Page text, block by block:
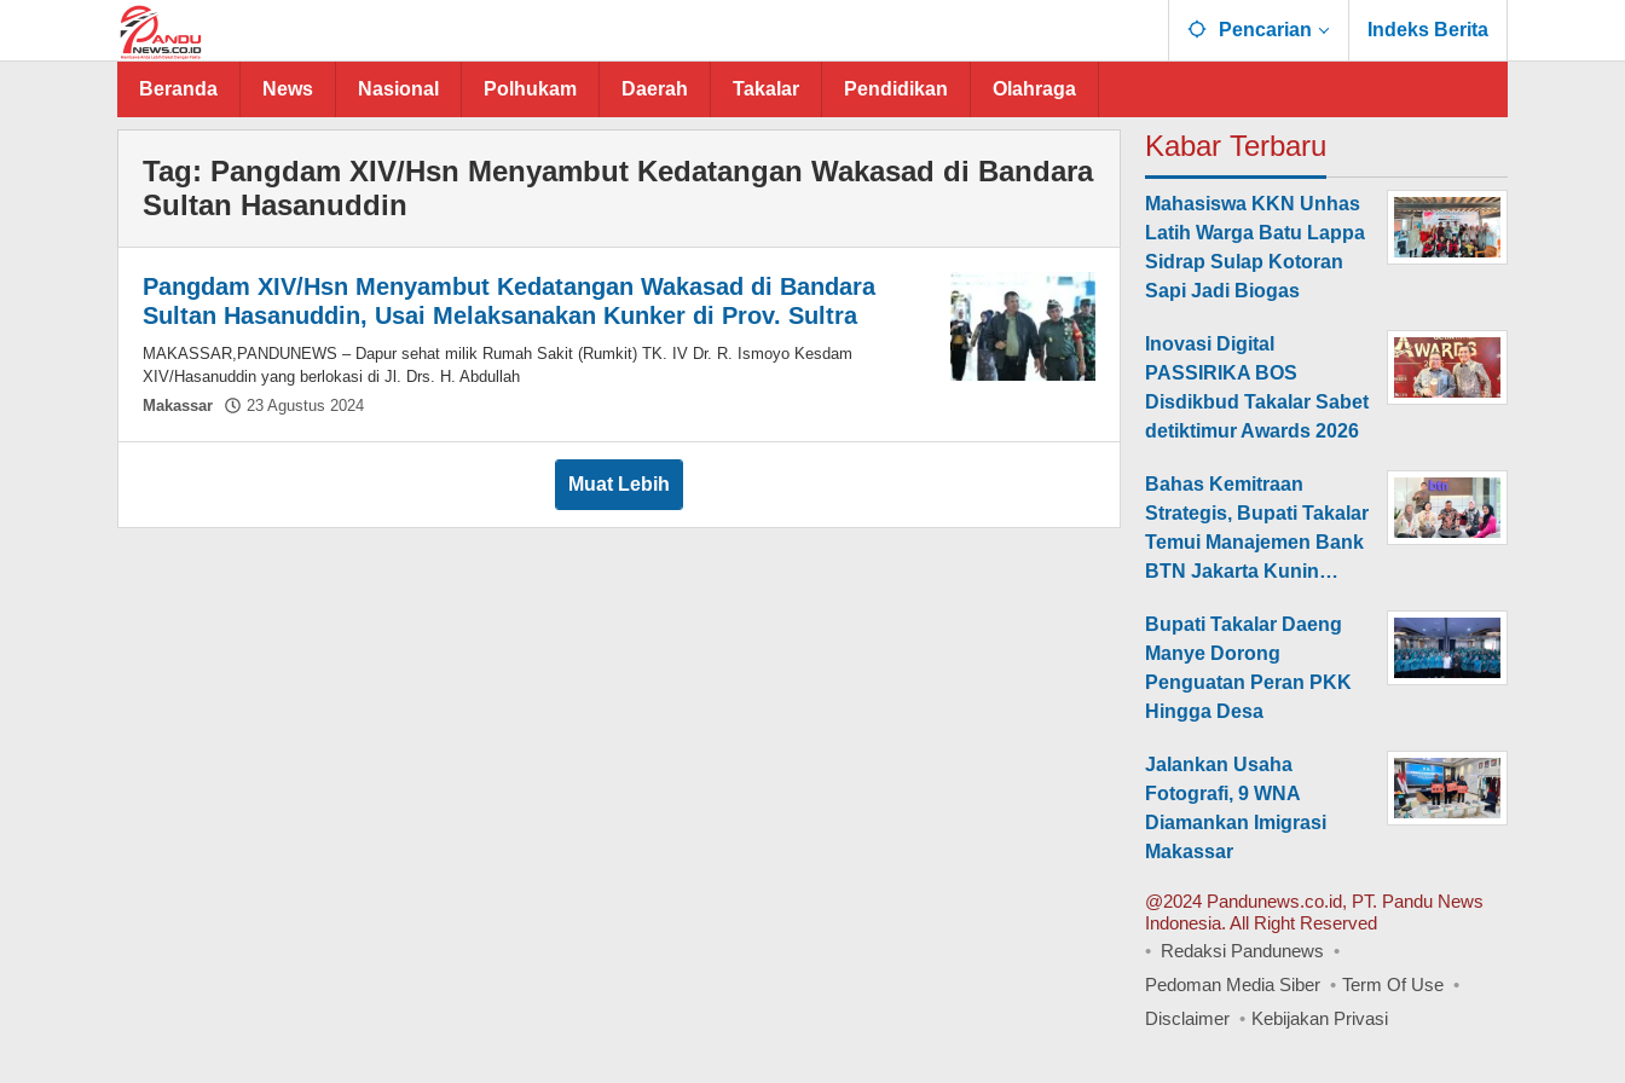
Pencarian Indeks Berita
Beranda News Nasional Polhukam Daerah Takalar Pendidikan Olahraga
Tag: Pangdam XIV/Hsn Menyambut Kedatangan Wakasad di Bandara
Sultan Hasanuddin
Pangdam XIV/Hsn Menyambut Kedatangan Wakasad di Bandara
Sultan Hasanuddin, Usai Melaksanakan Kunker di Prov. Sultra
MAKASSAR,PANDUNEWS – Dapur sehat milik Rumah Sakit (Rumkit) TK. IV Dr. R. Ismoyo Kesdam
XIV/Hasanuddin yang berlokasi di Jl. Drs. H. Abdullah
Makassar
23 Agustus 2024
Muat Lebih
Kabar Terbaru
Mahasiswa KKN Unhas
Latih Warga Batu Lappa
Sidrap Sulap Kotoran
Sapi Jadi Biogas
Inovasi Digital
PASSIRIKA BOS
Disdikbud Takalar Sabet
detiktimur Awards 2026
Bahas Kemitraan
Strategis, Bupati Takalar
Temui Manajemen Bank
BTN Jakarta Kunin…
Bupati Takalar Daeng
Manye Dorong
Penguatan Peran PKK
Hingga Desa
Jalankan Usaha
Fotografi, 9 WNA
Diamankan Imigrasi
Makassar
@2024 Pandunews.co.id, PT. Pandu News
Indonesia. All Right Reserved
Redaksi Pandunews
Pedoman Media Siber
Term Of Use
Disclaimer
Kebijakan Privasi